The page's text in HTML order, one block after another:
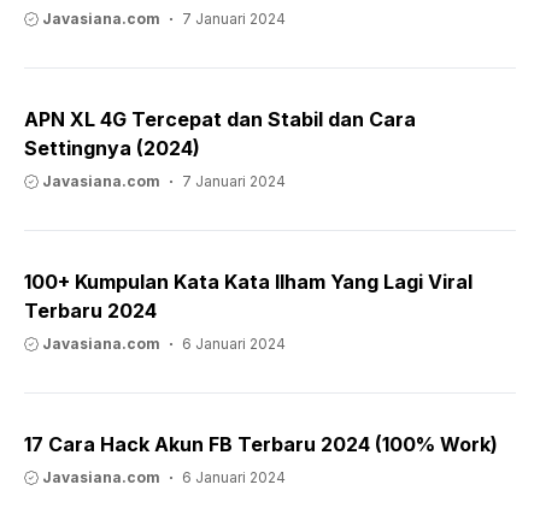
Javasiana.com 7 Januari 2024
APN XL 4G Tercepat dan Stabil dan Cara
Settingnya (2024)
Javasiana.com 7 Januari 2024
100+ Kumpulan Kata Kata Ilham Yang Lagi Viral
Terbaru 2024
Javasiana.com 6 Januari 2024
17 Cara Hack Akun FB Terbaru 2024 (100% Work)
Javasiana.com 6 Januari 2024